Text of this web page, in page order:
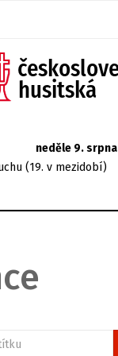
neděle 9. srpna
(19. v mezidobí)